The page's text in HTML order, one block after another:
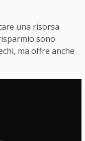
una risorsa
sono
ma offre anche